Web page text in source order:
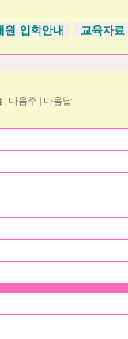
원 입학안내
교육자료
다음주 다음달